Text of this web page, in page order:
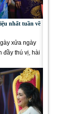
nhất tuần về
xửa ngày
đầy thú vị, hài